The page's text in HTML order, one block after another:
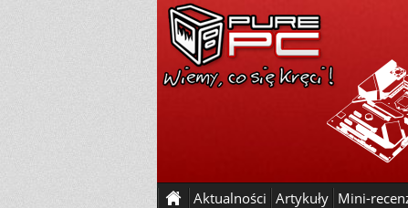
Aktualności Artykuły Mini-